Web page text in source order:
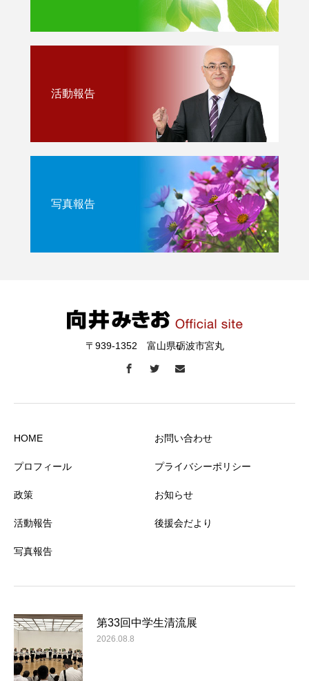
活動報告
写真報告
〒939-1352 富山県砺波市宮丸
HOME
プロフィール
政策
活動報告
写真報告
お問い合わせ
プライバシーポリシー
お知らせ
後援会だより
第33回中学生清流展
2026.08.8